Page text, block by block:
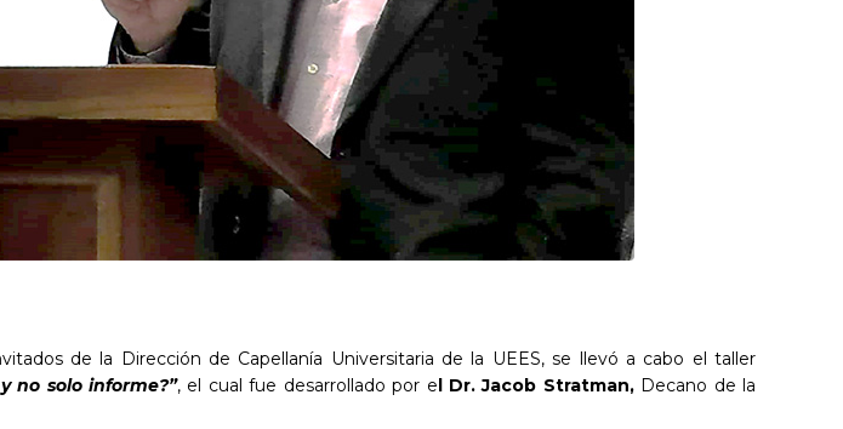
de la Dirección de Capellanía Universitaria de la UEES, se llevó a cabo el taller
no solo informe?”, el cual fue desarrollado por el Dr. Jacob Stratman, Decano de la